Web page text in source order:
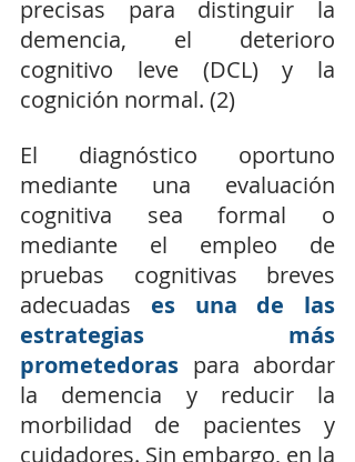
precisas para distinguir la
demencia, el deterioro
cognitivo leve (DCL) y la
cognición normal. (2)
El diagnóstico oportuno
mediante una evaluación
cognitiva sea formal o
mediante el empleo de
pruebas cognitivas breves
adecuadas es una de las
estrategias más
prometedoras para abordar
la demencia y reducir la
morbilidad de pacientes y
cuidadores. Sin embargo, en la